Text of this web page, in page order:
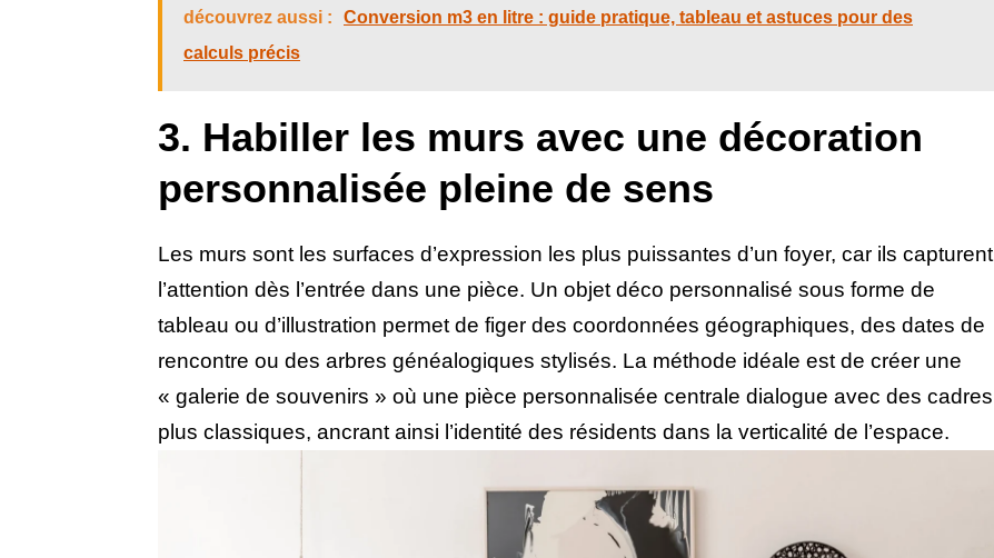
découvrez aussi :
Conversion m3 en litre : guide pratique, tableau et astuces pour des
calculs précis
3. Habiller les murs avec une décoration
personnalisée pleine de sens
Les murs sont les surfaces d’expression les plus puissantes d’un foyer, car ils capturent
l’attention dès l’entrée dans une pièce. Un objet déco personnalisé sous forme de
tableau ou d’illustration permet de figer des coordonnées géographiques, des dates de
rencontre ou des arbres généalogiques stylisés. La méthode idéale est de créer une
« galerie de souvenirs » où une pièce personnalisée centrale dialogue avec des cadres
plus classiques, ancrant ainsi l’identité des résidents dans la verticalité de l’espace.